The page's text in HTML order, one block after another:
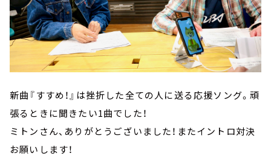
新曲『すすめ！』は挫折した全ての人に送る応援ソング。頑
張るときに聞きたい1曲でした！
ミトンさん、ありがとうございました！またイントロ対決
お願いします！